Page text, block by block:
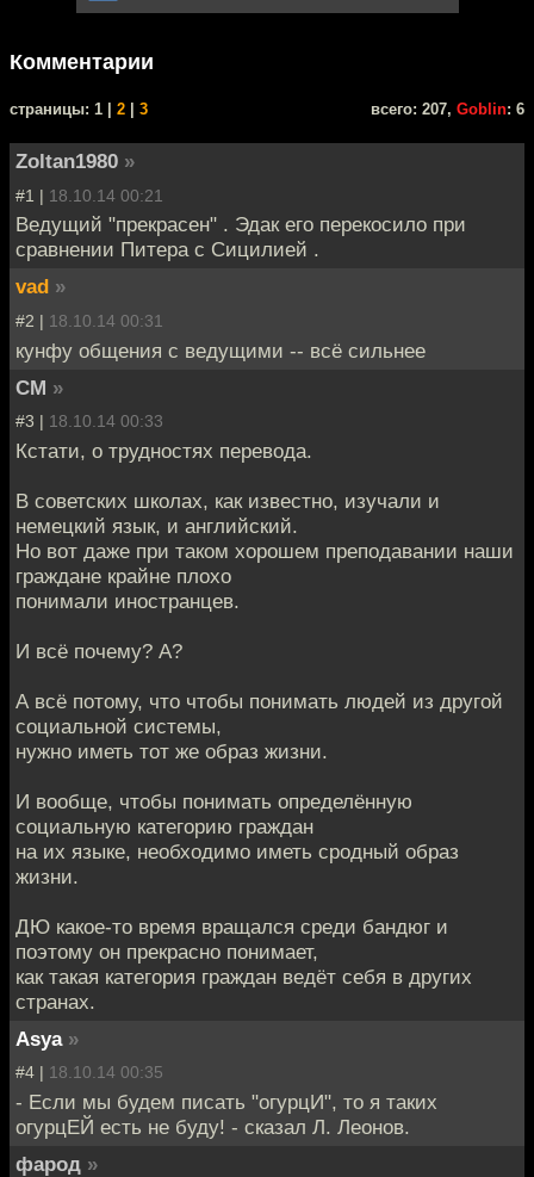
Комментарии
cтраницы: 1 | 2 3 всего: 207, Goblin: 6
Zoltan1980 »
#1 | 18.10.14 00:21
Ведущий "прекрасен" . Эдак его перекосило при
сравнении Питера с Сицилией .
vad »
#2 | 18.10.14 00:31
кунфу общения с ведущими -- всё сильнее
СМ »
#3 | 18.10.14 00:33
Кстати, о трудностях перевода.
В советских школах, как известно, изучали и
немецкий язык, и английский.
Но вот даже при таком хорошем преподавании наши
граждане крайне плохо
понимали иностранцев.
И всё почему? А?
А всё потому, что чтобы понимать людей из другой
социальной системы,
нужно иметь тот же образ жизни.
И вообще, чтобы понимать определённую
социальную категорию граждан
на их языке, необходимо иметь сродный образ
жизни.
ДЮ какое-то время вращался среди бандюг и
поэтому он прекрасно понимает,
как такая категория граждан ведёт себя в других
странах.
Asya »
#4 | 18.10.14 00:35
- Если мы будем писать "огурцИ", то я таких
огурцЕЙ есть не буду! - сказал Л. Леонов.
фарод »